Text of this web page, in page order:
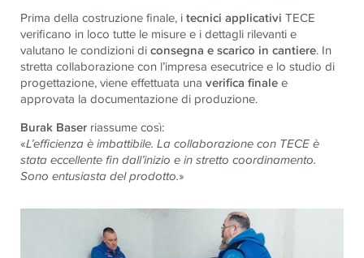
Prima della costruzione finale, itecnici applicativi TECE
verificano in loco tutte le misure e i dettagli rilevanti e
valutano le condizioni diconsegna e scarico in cantiere. In
stretta collaborazione con l’impresa esecutrice e lo studio di
progettazione, viene effettuata una verifica finalee
approvata la documentazione di produzione.
Burak Baser riassume così:
«L’efficienza è imbattibile. La collaborazione con TECEè
stata eccellente fin dall’inizio e in stretto coordinamento.
Sono entusiasta del prodotto.»